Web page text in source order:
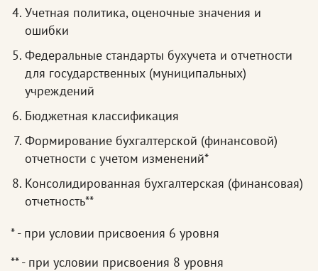
Учетная политика, оценочные значения и
ошибки
Федеральные стандарты бухучета и отчетности
для государственных (муниципальных)
учреждений
Бюджетная классификация
Формирование бухгалтерской (финансовой)
отчетности с учетом изменений*
Консолидированная бухгалтерская (финансовая)
отчетность**
* - при условии присвоения 6 уровня
** - при условии присвоения 8 уровня